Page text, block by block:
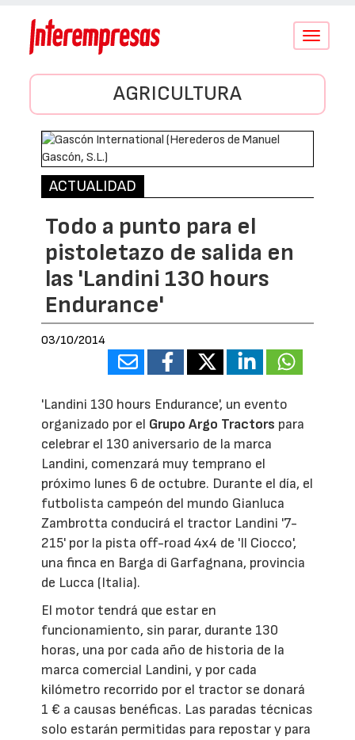
Conmutar
AGRICULTURA
ACTUALIDAD
Todo a punto para el
pistoletazo de salida en
las 'Landini 130 hours
Endurance'
03/10/2014
'Landini 130 hours Endurance', un evento
organizado por el Grupo Argo Tractors para
celebrar el 130 aniversario de la marca
Landini, comenzará muy temprano el
próximo lunes 6 de octubre. Durante el día, el
futbolista campeón del mundo Gianluca
Zambrotta conducirá el tractor Landini '7-
215' por la pista off-road 4x4 de 'Il Ciocco',
una finca en Barga di Garfagnana, provincia
de Lucca (Italia).
El motor tendrá que estar en
funcionamiento, sin parar, durante 130
horas, una por cada año de historia de la
marca comercial Landini, y por cada
kilómetro recorrido por el tractor se donará
1 € a causas benéficas. Las paradas técnicas
solo estarán permitidas para repostar y para